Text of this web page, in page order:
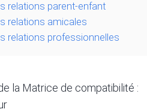
relations parent-enfant
relations amicales
relations professionnelles
la Matrice de compatibilité :